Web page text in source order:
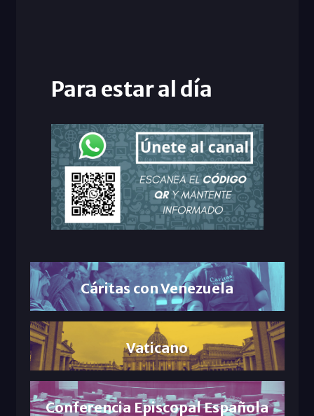
Para estar al día
Cáritas con Venezuela
Vaticano
Conferencia Episcopal Española